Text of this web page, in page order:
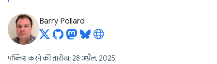
Barry Pollard
पब्लिश करने की तारीख: 28 अप्रैल, 2025